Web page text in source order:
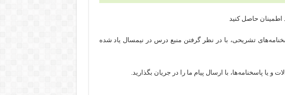
حاصل کنید
تشریحی، با در نظر گرفتن منبع درس در نیمسال یاد شده
یا پاسخنامه‌ها، با ارسال پیام ما را در جریان بگذارید.